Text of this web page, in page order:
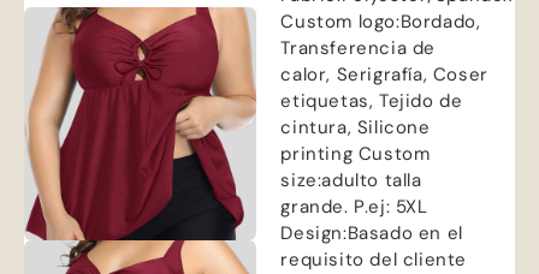
Custom logo:Bordado,
Transferencia de
calor, Serigrafía, Coser
etiquetas, Tejido de
cintura, Silicone
printing Custom
size:adulto talla
grande. P.ej: 5XL
Design:Basado en el
requisito del cliente